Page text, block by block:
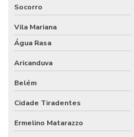
Socorro
Vila Mariana
Água Rasa
Aricanduva
Belém
Cidade Tiradentes
Ermelino Matarazzo